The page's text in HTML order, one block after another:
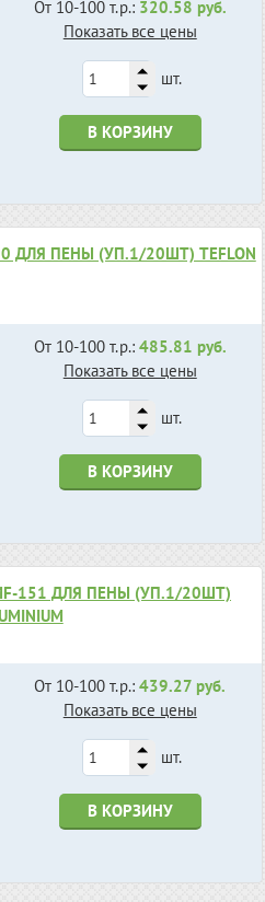
От 10-100 т.р.: 320.58 руб.
Показать все цены
шт.
В КОРЗИНУ
ДЛЯ ПЕНЫ (УП.1/20ШТ) TEFLON
От 10-100 т.р.: 485.81 руб.
Показать все цены
шт.
В КОРЗИНУ
151 ДЛЯ ПЕНЫ (УП.1/20ШТ)
От 10-100 т.р.:439.27 руб.
Показать все цены
шт.
В КОРЗИНУ